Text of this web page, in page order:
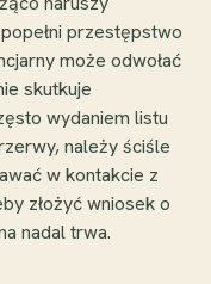
przestępstwo
może odwołać
skutkuje
wydaniem listu
należy ściśle
w kontakcie z
złożyć wniosek o
nadal trwa.